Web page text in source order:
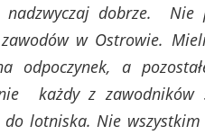
nadzwyczaj dobrze.
w Ostrowie.
odpoczynek, a
każdy z zawodników
lotniska. Nie